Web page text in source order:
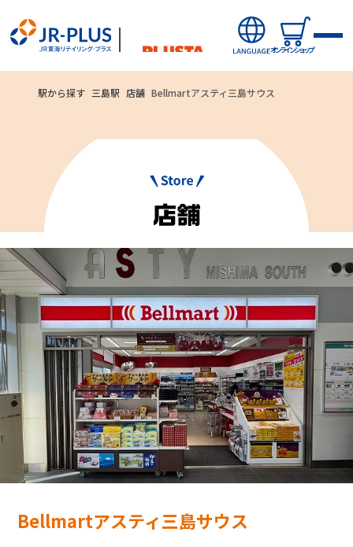
オンラインショップ
キャンペーン・ニュース
駅から探す(店舗・商品等)
モバイルオーダーサービス
採用情報
オンラインショップから探す
駅ナカみやげやこだわりの鉄道グッズ、オンライン限定商品な
どを取り揃えたサイトです。
JR東海MARKET
自社ECサイト
楽天市場
auPayマーケット
特産品や名産品たちを産地からみなさまのもとへお届けするサ
JR東海MARKET
楽天市場
auPayマーケット
駅から探す 三島駅 店舗 Bellmartアスティ三島サウス
Bellmartアスティ三島サウス
ご利用いただ
ける
お支払方法
クレジットカード